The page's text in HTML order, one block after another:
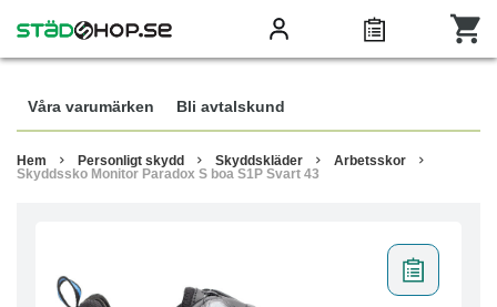
Våra varumärken Bli avtalskund
Hem Personligt skydd Skyddskläder
Arbetsskor
Skyddssko Monitor Paradox S boa S1P Svart 43